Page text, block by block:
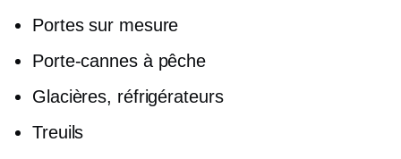
Portes sur mesure
Porte-cannes à pêche
Glacières, réfrigérateurs
Treuils